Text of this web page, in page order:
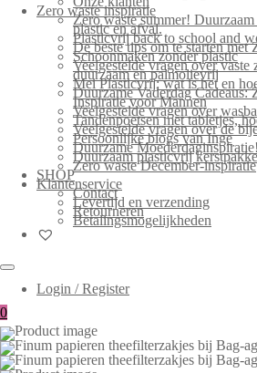
Zero waste inspiratie
Zero waste summer!
plastic en afval.
Plasticvrij back to school and
De beste tips om te starten met
Schoonmaken zonder plastic
Veelgestelde vragen over vaste
duurzaam en palmolievrij
Mei Plasticvrij: wat is het en
Duurzame Vaderdag Cadeaus:
Inspiratie voor Mannen
Veelgestelde vragen over
Tandenpoetsen met tabletjes,
Veelgestelde vragen over de
Persoonlijke blogs van Inge
Duurzame Moederdaginspiratie!
Duurzaam plasticvrij
Zero waste December-inspiratie
SHOP
Klantenservice
Contact
Levertijd en verzending
Retourneren
Betalingsmogelijkheden
Login / Register
0